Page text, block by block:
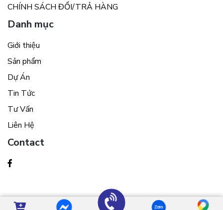
CHÍNH SÁCH ĐỔI/TRẢ HÀNG
Danh mục
Giới thiệu
Sản phẩm
Dự Án
Tin Tức
Tư Vấn
Liên Hệ
Contact